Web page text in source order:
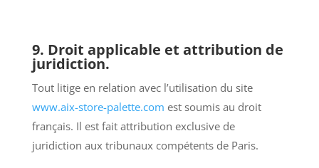
9. Droit applicable et attribution de
juridiction.
Tout litige en relation avec l’utilisation du site
www.aix-store-palette.com est soumis au droit
français. Il est fait attribution exclusive de
juridiction aux tribunaux compétents de Paris.